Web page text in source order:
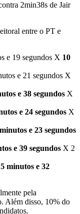
2min38s de Jair
entre o PT e
e 19 segundos X 10
e 21 segundos X
e 38 segundos X
e 24 segundos X
e 23 segundos
e 39 segundos X 2
5 minutos e 32
pela
Além disso, 10% do